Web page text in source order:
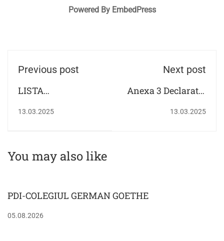
Powered By EmbedPress
Previous post
LISTA
GERMANĂ
13.03.2025
Next post
Anexa 3 Declaratie
13.03.2025
You may also like
PDI-COLEGIUL GERMAN GOETHE
05.08.2026